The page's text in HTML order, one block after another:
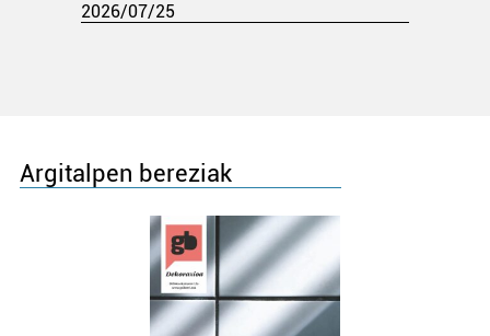
2026/07/25
Argitalpen bereziak